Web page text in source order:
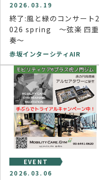
2026.03.19
終了:風と緑のコンサート2
026 spring ～弦楽 四重
奏～
赤坂インターシティAIR
EVENT
2026.03.06